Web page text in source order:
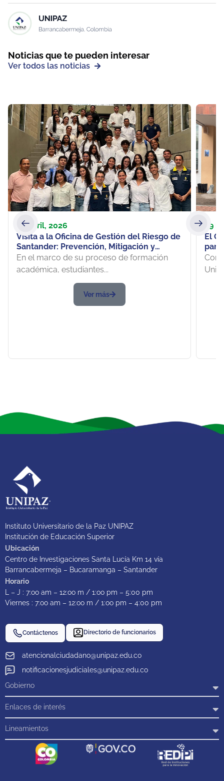
Noticias que te pueden interesar
Ver todos las noticias
27 abril, 2026
Visita a la Oficina de Gestión del Riesgo de
Santander: Prevención, Mitigación y
Atención de desastres, fueron los temas
centrales de la experiencia práctica de
Saneamiento de 8vo. semestre
En el marco de su proceso de formación
académica, estudiantes...
Ver más
29
El
su
Una
Con
Instituto Universitario de la Paz UNIPAZ
Institución de Educación Superior
Ubicación
Centro de Investigaciones Santa Lucía Km 14 vía
Barrancabermeja – Bucaramanga – Santander
Horario
L – J : 7:oo am – 12:oo m / 1:oo pm – 5:00 pm
Viernes : 7:oo am – 12:oo m / 1:oo pm – 4:00 pm
atencionalciudadano@unipaz.edu.co
notificacionesjudiciales@unipaz.edu.co
Contáctenos Directorio de funcionarios
Gobierno
Enlaces de interés
Lineamientos